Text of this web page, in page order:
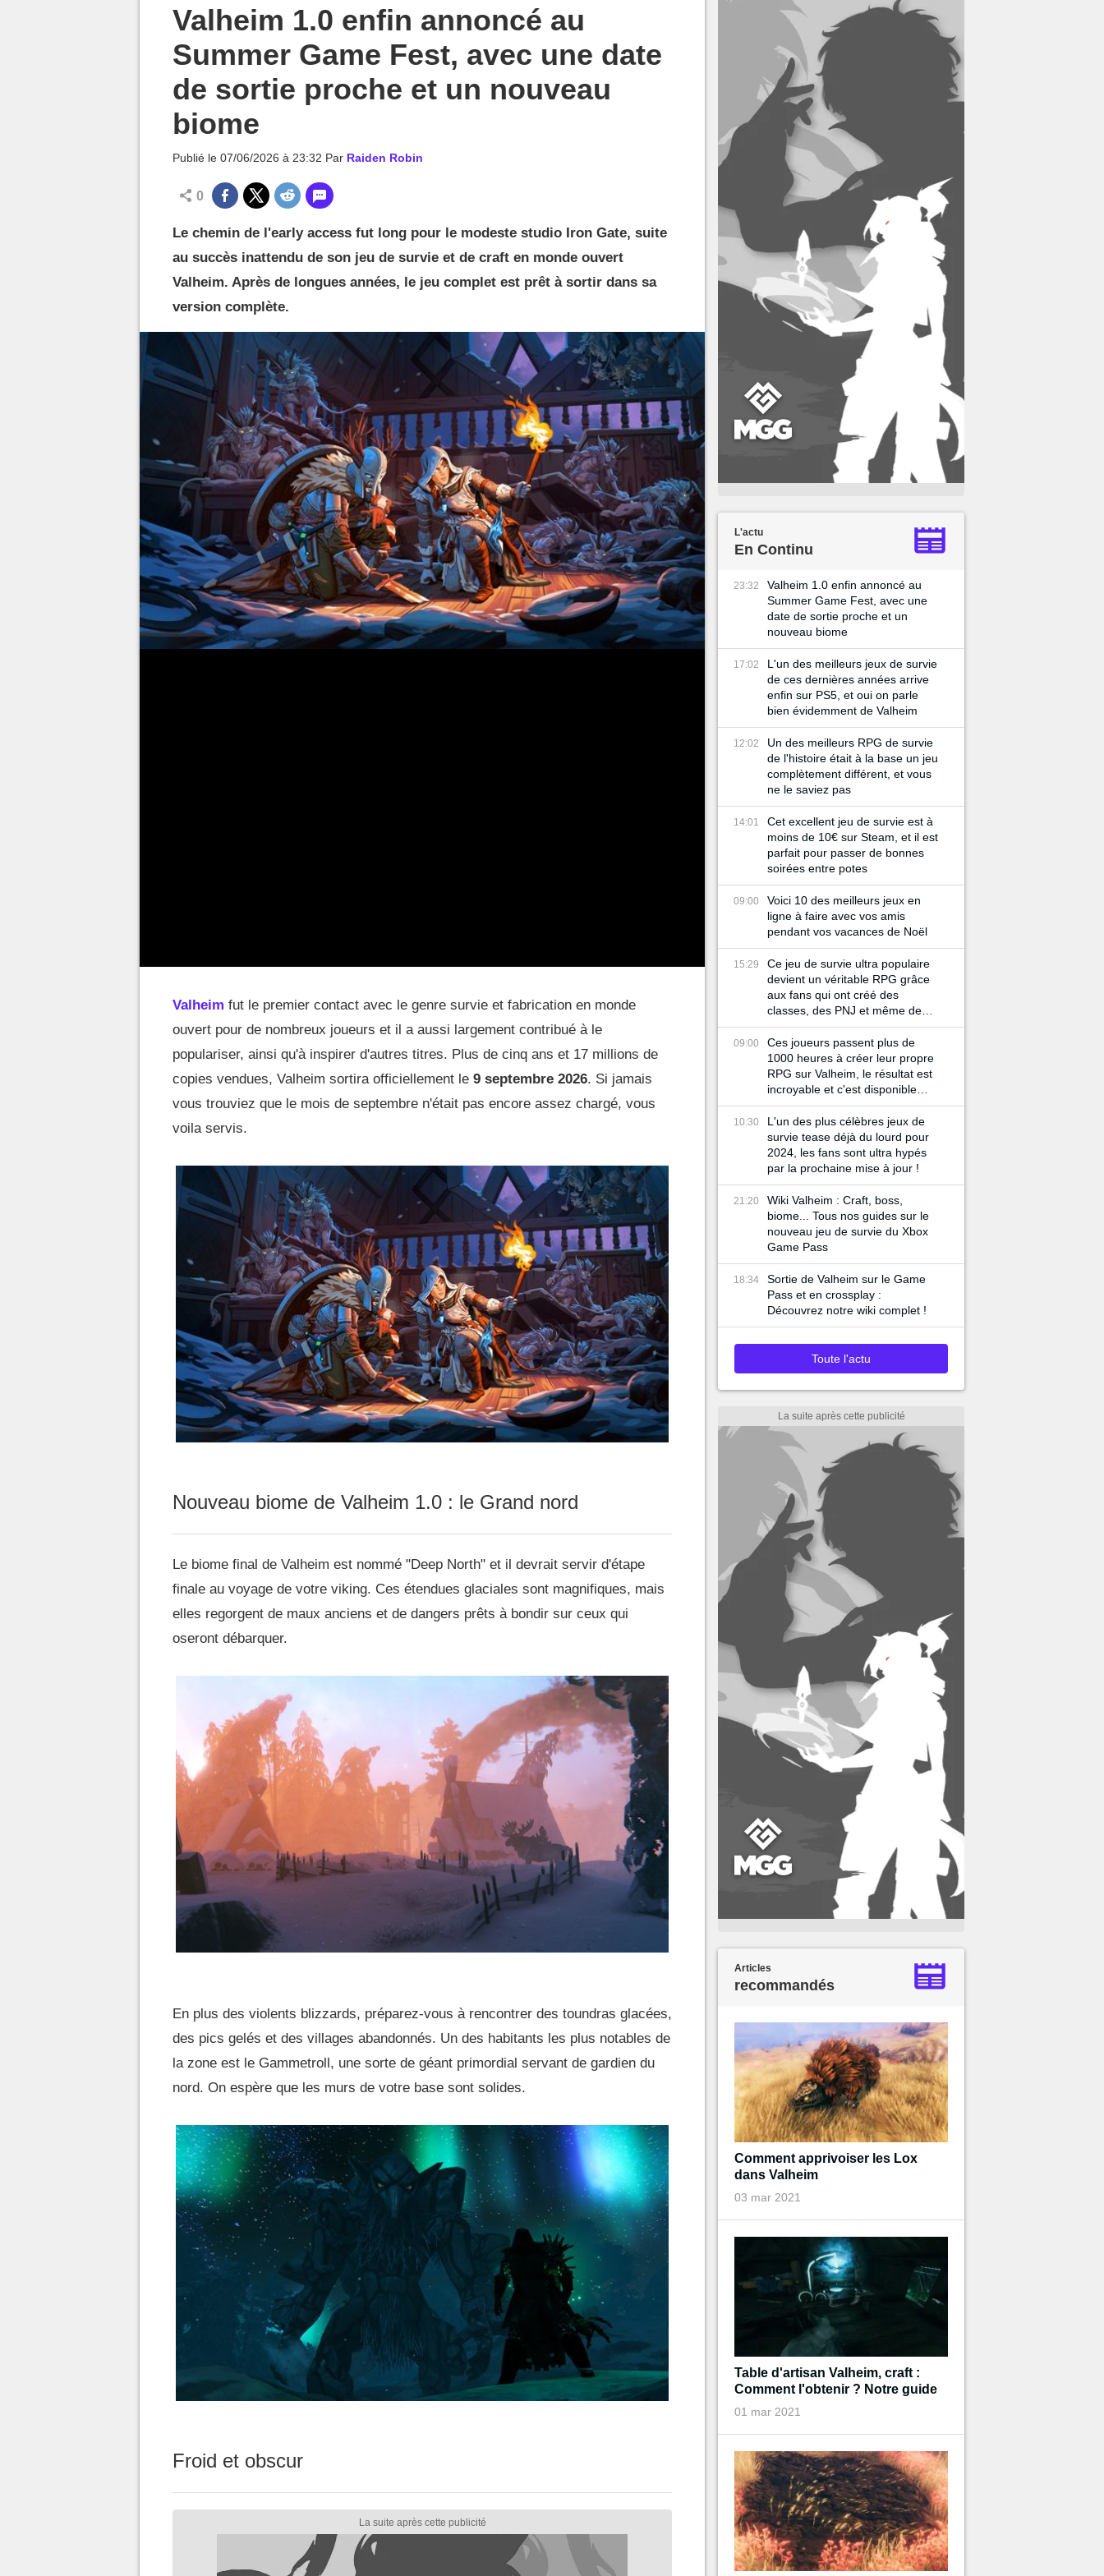
Valheim 1.0 enfin annoncé au
Summer Game Fest, avec une date
de sortie proche et un nouveau
biome
Publié le 07/06/2026 à 23:32 Par Raiden Robin
0
Le chemin de l'early access fut long pour le modeste studio Iron Gate, suite
au succès inattendu de son jeu de survie et de craft en monde ouvert
Valheim. Après de longues années, le jeu complet est prêt à sortir dans sa
version complète.
Valheim fut le premier contact avec le genre survie et fabrication en monde
ouvert pour de nombreux joueurs et il a aussi largement contribué à le
populariser, ainsi qu'à inspirer d'autres titres. Plus de cinq ans et 17 millions de
copies vendues, Valheim sortira officiellement le 9 septembre 2026. Si jamais
vous trouviez que le mois de septembre n'était pas encore assez chargé, vous
voila servis.
Nouveau biome de Valheim 1.0 : le Grand nord
Le biome final de Valheim est nommé "Deep North" et il devrait servir d'étape
finale au voyage de votre viking. Ces étendues glaciales sont magnifiques, mais
elles regorgent de maux anciens et de dangers prêts à bondir sur ceux qui
oseront débarquer.
En plus des violents blizzards, préparez-vous à rencontrer des toundras glacées,
des pics gelés et des villages abandonnés. Un des habitants les plus notables de
la zone est le Gammetroll, une sorte de géant primordial servant de gardien du
nord. On espère que les murs de votre base sont solides.
Froid et obscur
L'actu
En Continu
23:32
Valheim 1.0 enfin annoncé au
Summer Game Fest, avec une
date de sortie proche et un
nouveau biome
17:02
L'un des meilleurs jeux de survie
de ces dernières années arrive
enfin sur PS5, et oui on parle
bien évidemment de Valheim
12:02
Un des meilleurs RPG de survie
de l'histoire était à la base un jeu
complètement différent, et vous
ne le saviez pas
14:01
Cet excellent jeu de survie est à
moins de 10€ sur Steam, et il est
parfait pour passer de bonnes
soirées entre potes
09:00
Voici 10 des meilleurs jeux en
ligne à faire avec vos amis
pendant vos vacances de Noël
15:29
Ce jeu de survie ultra populaire
devient un véritable RPG grâce
aux fans qui ont créé des
classes, des PNJ et même des
quêtes !
09:00
Ces joueurs passent plus de
1000 heures à créer leur propre
RPG sur Valheim, le résultat est
incroyable et c'est disponible
gratuitement pour tout le monde
!
10:30
L'un des plus célèbres jeux de
survie tease déjà du lourd pour
2024, les fans sont ultra hypés
par la prochaine mise à jour !
21:20
Wiki Valheim : Craft, boss,
biome... Tous nos guides sur le
nouveau jeu de survie du Xbox
Game Pass
18:34
Sortie de Valheim sur le Game
Pass et en crossplay :
Découvrez notre wiki complet !
Toute l'actu
Articles
recommandés
Comment apprivoiser les Lox
dans Valheim
03 mar 2021
Table d'artisan Valheim, craft :
Comment l'obtenir ? Notre guide
01 mar 2021